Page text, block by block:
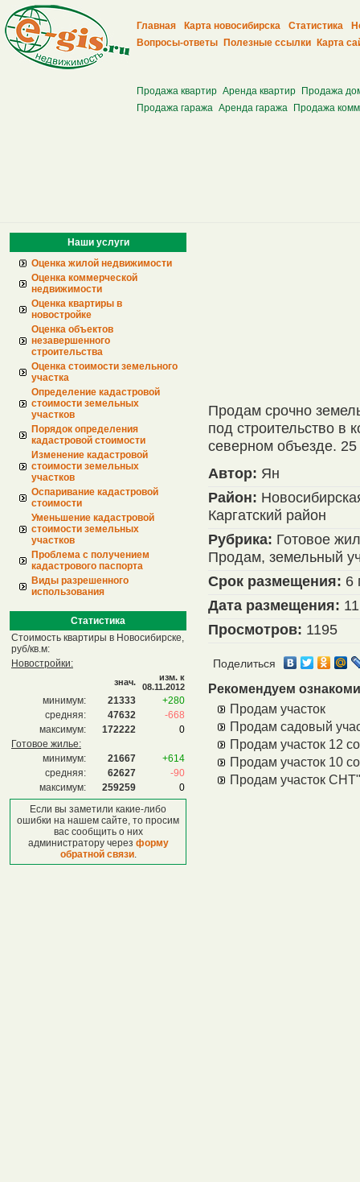
Главная Карта новосибирска Статистика
Вопросы-ответы
Полезные ссылки Карта
Продажа квартир Аренда квартир
Продажа
Продажа гаража Аренда гаража Продажа
Наши услуги
Оценка жилой недвижимости
Оценка коммерческой
недвижимости
Оценка квартиры в
новостройке
Оценка объектов
незавершенного
строительства
Оценка стоимости земельного
участка
Определение кадастровой
стоимости земельных
участков
Порядок определения
кадастровой стоимости
Изменение кадастровой
стоимости земельных
участков
Оспаривание кадастровой
стоимости
Уменьшение кадастровой
стоимости земельных
участков
Проблема с получением
кадастрового паспорта
Виды разрешенного
использования
Статистика
Стоимость квартиры в Новосибирске,
руб/кв.м:
Новостройки:
знач.
изм. к
08.11.2012
минимум: 21333
+280
средняя:
47632
-668
максимум:
172222
0
Готовое жилье:
минимум:
21667
+614
средняя:
62627
-90
максимум:
259259
0
Если вы заметили какие-либо
ошибки на нашем сайте, то просим
вас сообщить о них
администратору через форму
обратной связи.
Продам срочно
под строительство
северном объезде.
Автор: Ян
Район:
Каргатский район
Рубрика: Готовое
Продам, земельный
Срок размещения: 6
Дата размещения:
Просмотров: 1195
Поделиться
Рекомендуем
Продам участок
Продам садовый
Продам участок 12
Продам участок 10
Продам участок